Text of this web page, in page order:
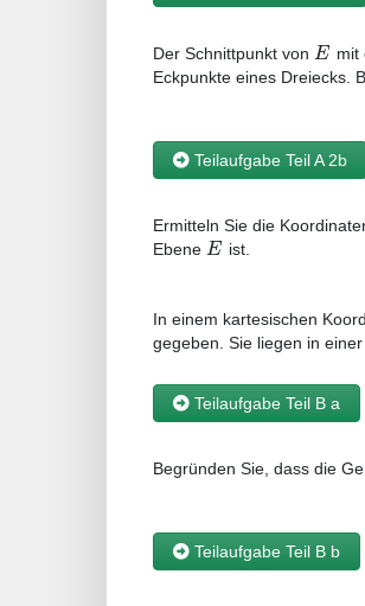
Der Schnittpunkt von E mit
Eckpunkte eines Dreiecks.
Teilaufgabe Teil A 2b
Ermitteln Sie die
Ebene E ist.
In einem kartesischen
gegeben. Sie liegen in
Teilaufgabe Teil B a
Begründen Sie, dass die
Teilaufgabe Teil B b